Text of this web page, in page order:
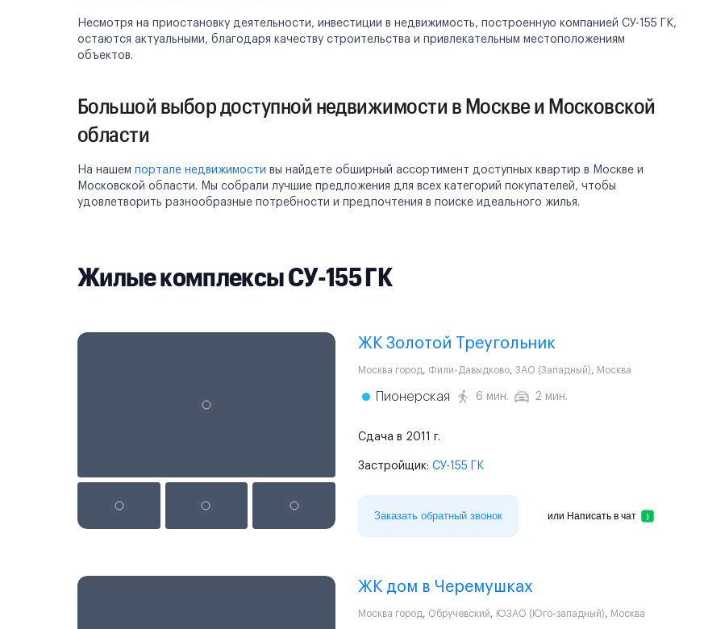
Несмотря на приостановку деятельности, инвестиции в недвижимость, построенную компанией СУ-155 ГК,
остаются актуальными, благодаря качеству строительства и привлекательным местоположениям
объектов.
Большой выбор доступной недвижимости в Москве и Московской
области
На нашем портале недвижимости вы найдете обширный ассортимент доступных квартир в Москве и
Московской области. Мы собрали лучшие предложения для всех категорий покупателей, чтобы
удовлетворить разнообразные потребности и предпочтения в поиске идеального жилья.
Жилые комплексы СУ-155 ГК
ЖК Золотой Треугольник
Москва город, Фили-Давыдково, ЗАО (Западный), Москва
Пионерская 6 мин. 2 мин.
Сдача в 2011 г.
Застройщик: СУ-155 ГК
Заказать обратный звонок или Написать в чат
ЖК дом в Черемушках
Москва город, Обручевский, ЮЗАО (Юго-западный), Москва